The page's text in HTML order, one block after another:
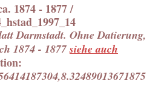
1874 - 1877 /
Darmstadt. Ohne Datierung,
1874 - 1877siehe auch